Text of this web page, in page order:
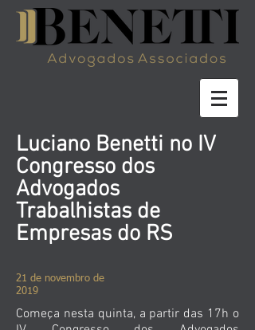
Luciano Benetti no IV
Congresso dos
Advogados
Trabalhistas de
Empresas do RS
21 de novembro de
2019
Começa nesta quinta, a partir das 17h o